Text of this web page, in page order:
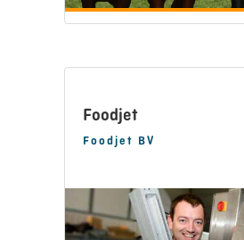
Foodjet
Foodjet BV